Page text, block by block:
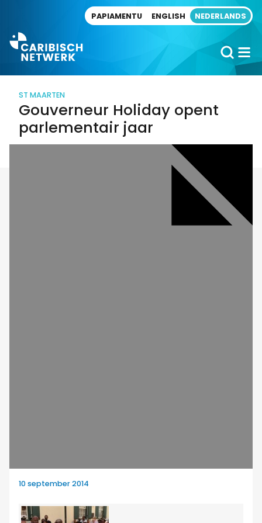
PAPIAMENTU ENGLISH NEDERLANDS
ST MAARTEN
Gouverneur Holiday opent
parlementair jaar
10 september 2014